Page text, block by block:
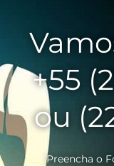
+55
ou
Preencha o